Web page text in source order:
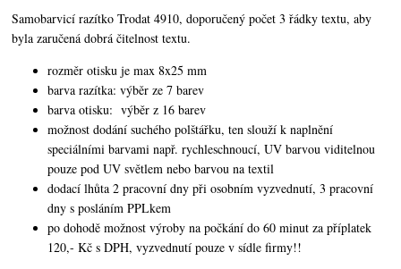
Samobarvicí razítko Trodat 4910, doporučený počet 3 řádky textu,aby
byla zaručená dobrá čitelnost textu.
rozměr otisku je max 8x25 mm
barva razítka: výběr ze 7 barev
barva otisku: výběr z 16 barev
možnost dodání suchého polštářku, ten slouží k naplnění
speciálními barvami např. rychleschnoucí, UV barvou viditelnou
pouze pod UV světlem nebo barvou na textil
dodací lhůta 2 pracovní dny při osobním vyzvednutí, 3 pracovní
dny s posláním PPLkem
po dohodě možnost výroby na počkání do 60 minut za příplatek
120,- Kč s DPH, vyzvednutí pouze v sídle firmy!!